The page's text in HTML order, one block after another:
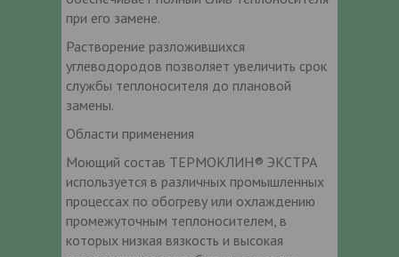
при его замене.
Растворение разложившихся
углеводородов позволяет увеличить срок
службы теплоносителя до плановой
замены.
Области применения
Моющий состав ТЕРМОКЛИН® ЭКСТРА
используется в различных промышленных
процессах по обогреву или охлаждению
промежуточным теплоносителем, в
которых низкая вязкость и высокая